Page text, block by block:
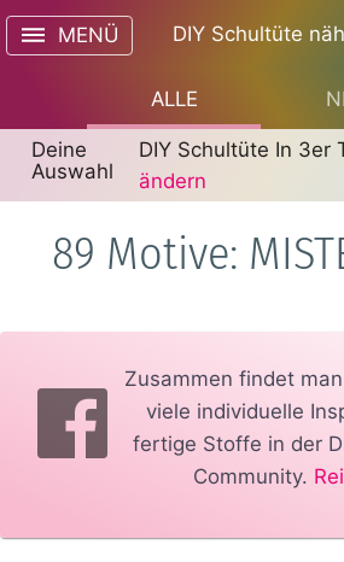
MENÜ DIY Schultüte
ALLE
Deine
Auswahl
DIY Schultüte In 3er
ändern
89 Motive:
Zusammen findet
viele individuelle
fertige Stoffe in der
Community.